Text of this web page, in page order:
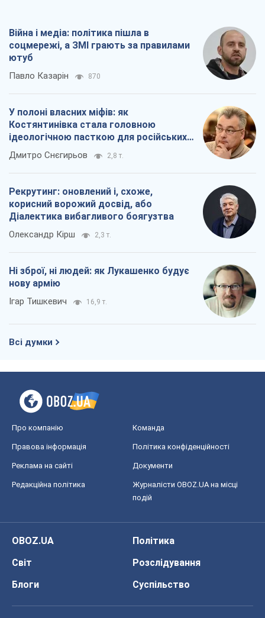
Війна і медіа: політика пішла в
соцмережі, а ЗМІ грають за правилами
ютуб
Павло Казарін 870
У полоні власних міфів: як
Костянтинівка стала головною
ідеологічною пасткою для російських
окупантів
Дмитро Снєгирьов 2,8 т.
Рекрутинг: оновлений і, схоже,
корисний ворожий досвід, або
Діалектика вибагливого боягузтва
Олександр Кірш 2,3 т.
Ні зброї, ні людей: як Лукашенко будує
нову армію
Ігар Тишкевич 16,9 т.
Всі думки
Про компанію Команда
Правова інформація Політика конфіденційності
Реклама на сайті Документи
Редакційна політика
Журналісти OBOZ.UA на місці
подій
OBOZ.UA
Політика
Світ
Розслідування
Блоги
Суспільство